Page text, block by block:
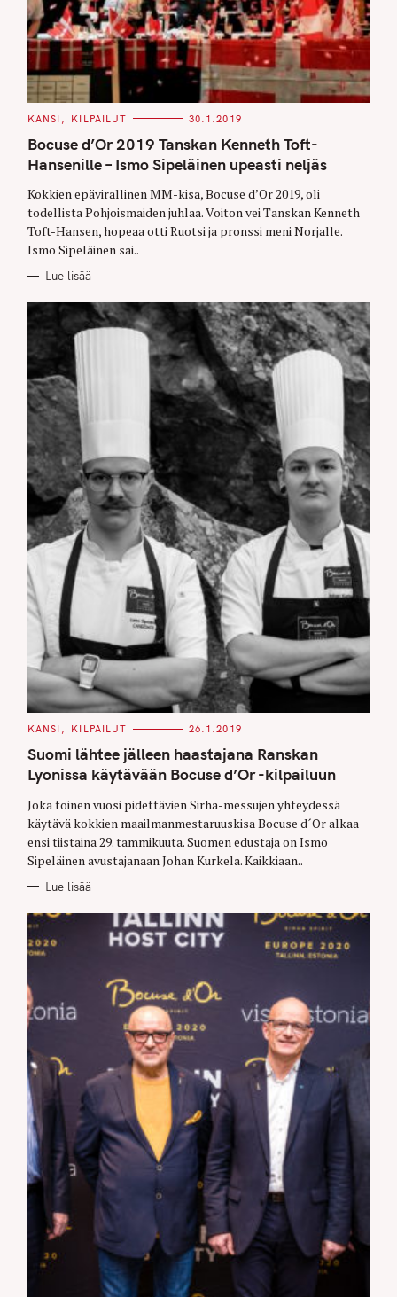
C
T
E
G
O
I
E
S
KANSI KILPAILUT 30.1.2019
Bocuse d’Or 2019 Tanskan Kenneth Toft-
Hansenille – Ismo Sipeläinen upeasti neljäs
Kokkien epävirallinen MM-kisa, Bocuse d’Or 2019, oli
todellista Pohjoismaiden juhlaa. Voiton vei Tanskan Kenneth
Toft-Hansen, hopeaa otti Ruotsi ja pronssi meni Norjalle.
Ismo Sipeläinen sai..
Lue lisää
C
T
E
G
O
I
E
S
KANSI KILPAILUT 26.1.2019
Suomi lähtee jälleen haastajana Ranskan
Lyonissa käytävään Bocuse d’Or -kilpailuun
Joka toinen vuosi pidettävien Sirha-messujen yhteydessä
käytävä kokkien maailmanmestaruuskisa Bocuse d´Or alkaa
ensi tiistaina 29. tammikuuta. Suomen edustaja on Ismo
Sipeläinen avustajanaan Johan Kurkela. Kaikkiaan..
Lue lisää